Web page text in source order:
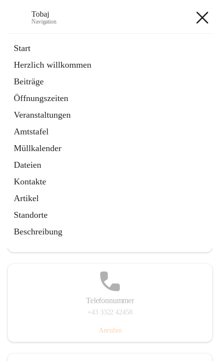
Tobaj
Navigation
Start
Herzlich willkommen
Beiträge
Öffnungszeiten
Veranstaltungen
Amtstafel
Müllkalender
Dateien
Kontakte
Artikel
Standorte
Beschreibung
Externe Webseite
in
Tab
Formulare
2 Schnellzugriffe
Telefonnummer
+43 3322 42458
Anrufen